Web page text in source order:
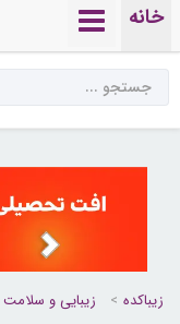
خانه
زیباکده زیبایی و سلامت